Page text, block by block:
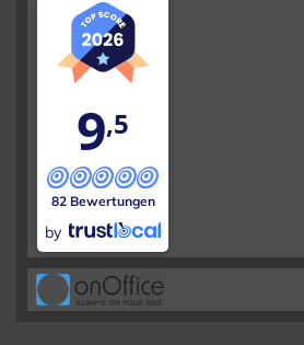
9,5
82 Bewertungen
by